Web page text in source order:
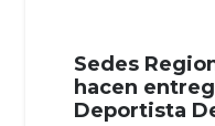
Sedes
hacen
Deportista